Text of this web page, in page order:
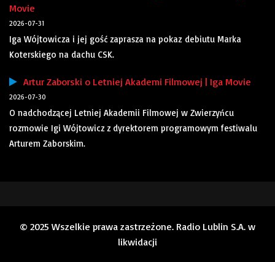
Movie
2026-07-31
Iga Wójtowicza i jej gość zaprasza na pokaz debiutu Marka
Koterskiego na dachu CSK.
Artur Zaborski o Letniej Akademi Filmowej | Iga Movie
2026-07-30
O nadchodzącej Letniej Akademii Filmowej w Zwierzyńcu
rozmowie Igi Wójtowicz z dyrektorem programowym festiwalu
Arturem Zaborskim.
© 2025 Wszelkie prawa zastrzeżone. Radio Lublin S.A. w
likwidacji